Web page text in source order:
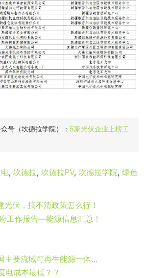
号（坎德拉学院）： 5家光伏企业上榜工
, 坎德拉, 坎德拉PV, 坎德拉学院, 绿色
光伏，搞不清政策怎么行！
工作报告—能源信息汇总！
能源局 | 开展全国主要流域可再生能源一体化规划研究工作
电成本最低？？